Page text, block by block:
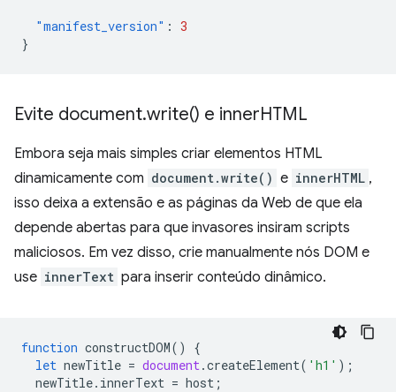
"manifest_version" : 3
}
Evite document.write() e innerHTML
Embora seja mais simples criar elementos HTML
dinamicamente com document.write() e innerHTML ,
isso deixa a extensão e as páginas da Web de que ela
depende abertas para que invasores insiram scripts
maliciosos. Em vez disso, crie manualmente nós DOM e
use innerText para inserir conteúdo dinâmico.
function constructDOM()
{
let newTitle = document.createElement( 'h1' );
newTitle. innerText = host ;